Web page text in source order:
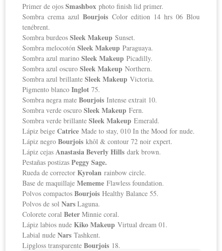
Primer de ojosSmashbox photo finish lid primer.
Sombra crema azul BourjoisColor edition 14 hrs 06 Blou
tenébrent.
Sombra burdeosSleek Makeup Sunset.
Sombra melocotónSleek Makeup Paraguaya.
Sombra azul marinoSleek Makeup Picadilly.
Sombra azul oscuroSleek Makeup Northern.
Sombra azul brillanteSleek Makeup Victoria.
Pigmento blancoInglot75.
Sombra negra mateBourjois Intense extrait 10.
Sombra verde oscuroSleek Makeup Fern.
Sombra verde brillanteSleek Makeup Emerald.
Lápiz beigeCatrice Made to stay, 010 In the Mood for nude.
Lápiz negroBourjois khôl & contour 72 noir expert.
Lápiz cejas Anastasia Beverly Hills dark brown.
Pestañas postizasPeggy Sage.
Rueda de correctorKyrolan rainbow circle.
Base de maquillajeMememe Flawless foundation.
Polvos compactosBourjois Healthy Balance 55.
Polvos de solNarsLaguna.
Colorete coralBeterMinnie coral.
Lápiz labios nudeKiko Makeup Virtual dream 01.
Labial nudeNars Tashkent.
Lipgloss transparenteBourjois 18.